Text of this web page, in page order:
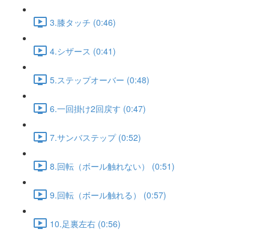
3.膝タッチ (0:46)
4.シザース (0:41)
5.ステップオーバー (0:48)
6.一回掛け2回戻す (0:47)
7.サンバステップ (0:52)
8.回転（ボール触れない） (0:51)
9.回転（ボール触れる） (0:57)
10.足裏左右 (0:56)